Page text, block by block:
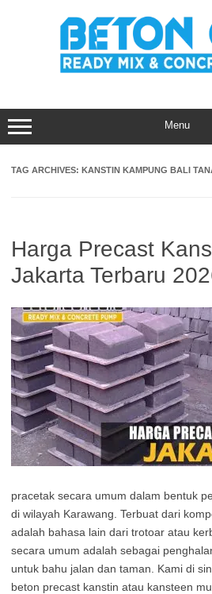
Menu
TAG ARCHIVES: KANSTIN KAMPUNG BALI
Harga Precast
Jakarta Terbaru
pracetak secara umum dalam bentuk
di wilayah Karawang. Terbuat dari
adalah bahasa lain dari trotoar atau
secara umum adalah sebagai
untuk bahu jalan dan taman. Kami di
beton precast kanstin atau kansteen